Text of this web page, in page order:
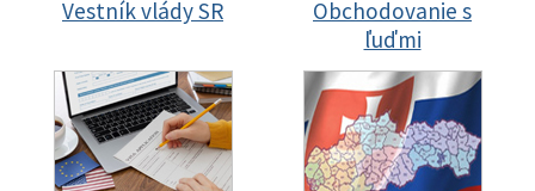
Vestník vlády SR
Obchodovanie s
ľuďmi